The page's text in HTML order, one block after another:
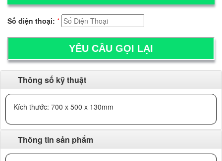
Số điện thoại: *
Thông số kỹ thuật
Kích thước: 700 x 500 x 130mm
Thông tin sản phẩm